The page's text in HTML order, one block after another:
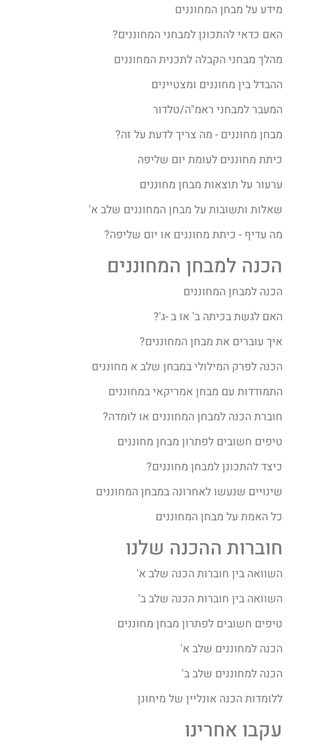
מידע על מבחן המחוננים
האם כדאי להתכונן למבחני המחוננים?
מהלך מבחני הקבלה לתכנית המחוננים
ההבדל בין מחוננים ומצטיינים
המעבר למבחני ראמ"ה/טלדור
מבחן מחוננים - מה צריך לדעת על זה?
כיתת מחוננים לעומת יום שליפה
ערעור על תוצאות מבחן מחוננים
שאלות ותשובות על מבחן המחוננים שלב א'
מה עדיף - כיתת מחוננים או יום שליפה?
הכנה למבחן המחוננים
הכנה למבחן המחוננים
האם לגשת בכיתה ב' או ב -ג'?
איך עוברים את מבחן המחוננים?​
הכנה לפרק המילולי במבחן שלב א מחוננים
התמודדות עם מבחן אמריקאי במחוננים
חוברת הכנה למבחן המחוננים או לומדה?
טיפים חשובים לפתרון מבחן מחוננים
כיצד להתכונן למבחן מחוננים?
שינויים שנעשו לאחרונה במבחן המחוננים
כל האמת על מבחן המחוננים
חוברות ההכנה שלנו
השוואה בין חוברות הכנה שלב א'
השוואה בין חוברות הכנה שלב ב'
טיפים חשובים לפתרון מבחן מחוננים
הכנה למחוננים שלב א'
הכנה למחוננים שלב ב'
ללומדות הכנה אונליין של מיחונן
עקבו אחרינו